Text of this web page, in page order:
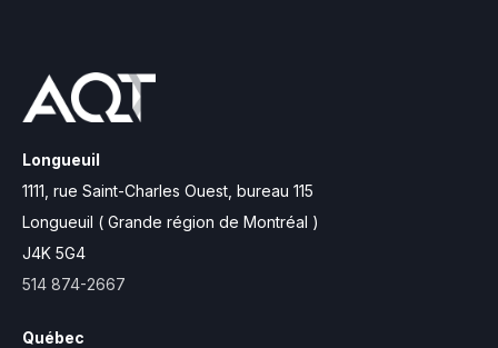
Longueuil
1111, rue Saint-Charles Ouest, bureau 115
Longueuil ( Grande région de Montréal )
J4K 5G4
514 874-2667
Québec